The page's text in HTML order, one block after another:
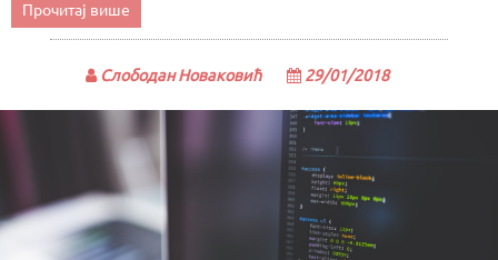
Прочитај више
Слободан Новаковић 29/01/2018